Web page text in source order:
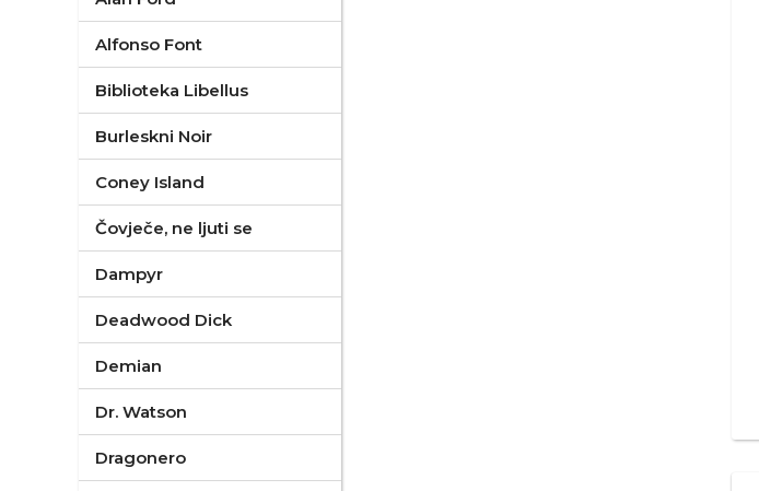
Alfonso Font
Biblioteka Libellus
Burleskni Noir
Coney Island
Čovječe, ne ljuti se
Dampyr
Deadwood Dick
Demian
Dr. Watson
Dragonero